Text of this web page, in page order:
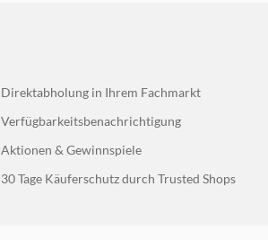
Direktabholung in Ihrem Fachmarkt
Verfügbarkeitsbenachrichtigung
Aktionen & Gewinnspiele
30 Tage Käuferschutz durch Trusted Shops